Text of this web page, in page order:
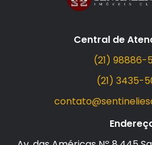
Central de
(21) 98886-
(21) 3435-